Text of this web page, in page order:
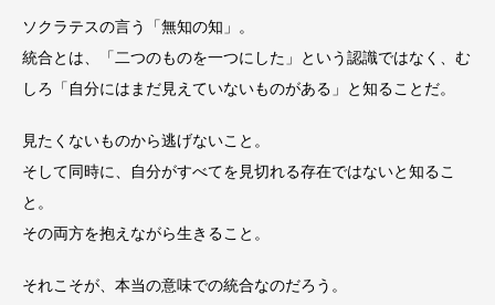
ソクラテスの言う「無知の知」。
統合とは、「二つのものを一つにした」という認識ではなく、む
しろ「自分にはまだ見えていないものがある」と知ることだ。
見たくないものから逃げないこと。
そして同時に、自分がすべてを見切れる存在ではないと知るこ
と。
その両方を抱えながら生きること。
それこそが、本当の意味での統合なのだろう。